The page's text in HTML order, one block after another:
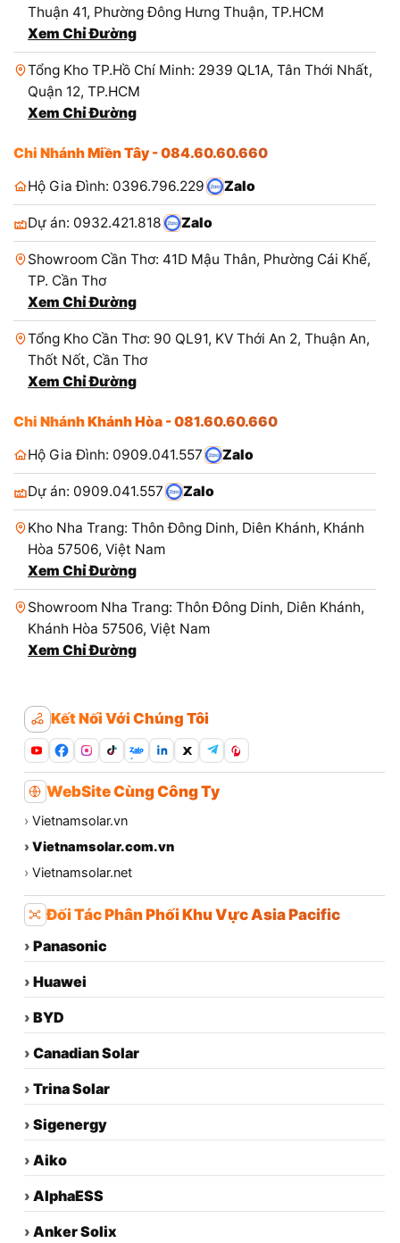
Thuận 41, Phường Đông Hưng Thuận, TP.HCM
Xem Chỉ Đường
Tổng Kho TP.Hồ Chí Minh: 2939 QL1A, Tân Thới Nhất,
Quận 12, TP.HCM
Xem Chỉ Đường
Chi Nhánh Miền Tây - 084.60.60.660
Hộ Gia Đình: 0396.796.229
Zalo
Dự án: 0932.421.818 Zalo
Showroom Cần Thơ: 41D Mậu Thân, Phường Cái Khế,
TP. Cần Thơ
Xem Chỉ Đường
Tổng Kho Cần Thơ: 90 QL91, KV Thới An 2, Thuận An,
Thốt Nốt, Cần Thơ
Xem Chỉ Đường
Chi Nhánh Khánh Hòa - 081.60.60.660
Hộ Gia Đình: 0909.041.557
Zalo
Dự án: 0909.041.557 Zalo
Kho Nha Trang: Thôn Đông Dinh, Diên Khánh, Khánh
Hòa 57506, Việt Nam
Xem Chỉ Đường
Showroom Nha Trang: Thôn Đông Dinh, Diên Khánh,
Khánh Hòa 57506, Việt Nam
Xem Chỉ Đường
Kết Nối Với Chúng Tôi
Zalo
WebSite Cùng Công Ty
› Vietnamsolar.vn
› Vietnamsolar.com.vn
› Vietnamsolar.net
Đối Tác Phân Phối Khu Vực Asia Pacific
› Panasonic
› Huawei
› BYD
› Canadian Solar
› Trina Solar
› Sigenergy
› Aiko
› AlphaESS
› Anker Solix